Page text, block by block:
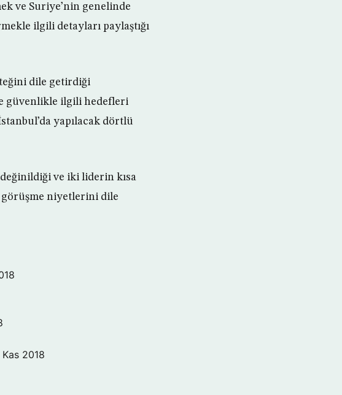
ve Suriye’nin genelinde
ilgili detayları paylaştığı
dile getirdiği
güvenlikle ilgili hedefleri
yapılacak dörtlü
ve iki liderin kısa
niyetlerini dile
Kas 2018